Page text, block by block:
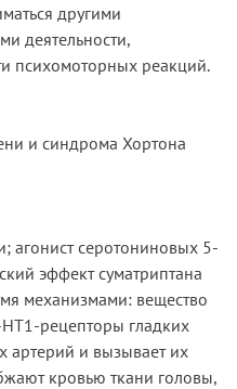
другими
деятельности,
психомоторных реакций.
и синдрома Хортона
агонист серотониновых 5-
эффект суматриптана
механизмами: вещество
рецепторы гладких
артерий и вызывает их
кровью ткани головы,